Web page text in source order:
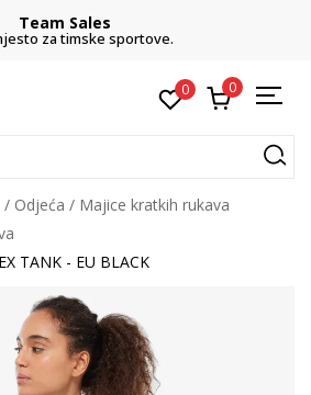
Team Sales
za timske sportove.
0 0
Odjeća
Majice kratkih rukava
TANK - EU BLACK